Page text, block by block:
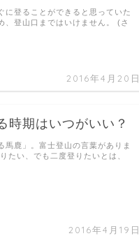
2016年4月20日
に登ることができると思っていた
、登山口まではいけません。 (さ
時期はいつがいい？
2016年4月19日
馬鹿」。富士登山の言葉がありま
たい、でも二度登りたいとは、